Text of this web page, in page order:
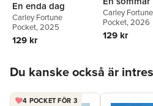
En enda dag
Carley Fortune
Pocket, 2025
129 kr
Carley Fortune
Pocket, 2026
129 kr
Du kanske också är
4 POCKET FÖR 3